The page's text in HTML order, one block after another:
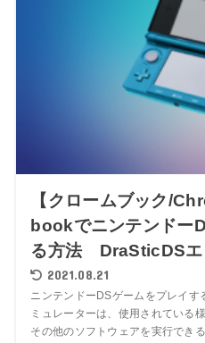
【クロームブック/
bookでニンテンドー
る方法 DraSticDSエ
2021.08.21
ニンテンドーDSゲームをプレイ
ミュレーターは、使用されている
その他のソフトウェアを実行でき